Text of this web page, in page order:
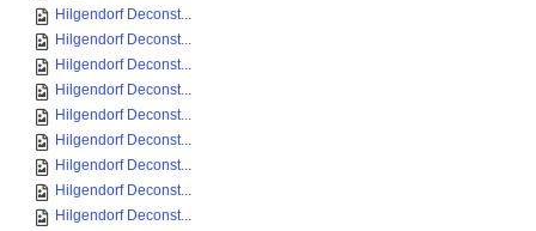
Hilgendorf Deconst...
Hilgendorf Deconst...
Hilgendorf Deconst...
Hilgendorf Deconst...
Hilgendorf Deconst...
Hilgendorf Deconst...
Hilgendorf Deconst...
Hilgendorf Deconst...
Hilgendorf Deconst...